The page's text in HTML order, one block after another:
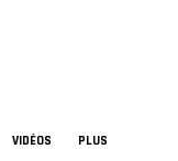
VIDÉOS PLUS